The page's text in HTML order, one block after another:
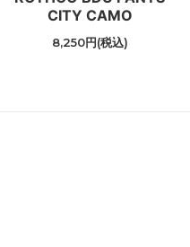
CITY CAMO
8,250円(税込)